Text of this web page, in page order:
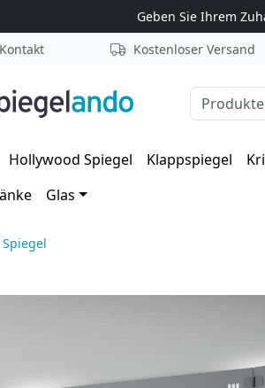
Geben Sie Ihrem
Kostenloser Versand
Suche
Hollywood Spiegel Klappspiegel
Glas
Spiegel
Klappspiegel mit Beleuchtung – Arella II